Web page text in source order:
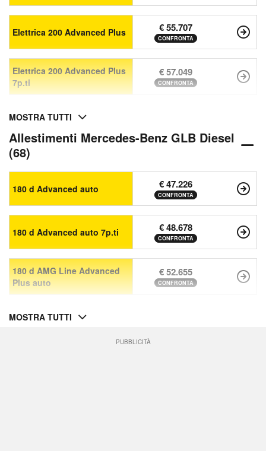
Elettrica 200 Advanced Plus € 55.707
CONFRONTA
Elettrica 200 Advanced Plus
7p.ti
€ 57.049
CONFRONTA
MOSTRA TUTTI
Allestimenti Mercedes-Benz GLB Diesel
(68)
180 d Advanced auto € 47.226
CONFRONTA
180 d Advanced auto 7p.ti € 48.678
CONFRONTA
180 d AMG Line Advanced
Plus auto
€ 52.655
CONFRONTA
MOSTRA TUTTI
PUBBLICITÀ